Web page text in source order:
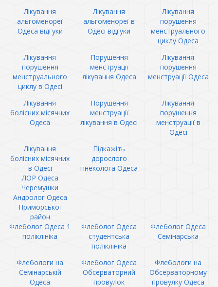
Лікування
альгоменореї
Одеса відгуки
Лікування
альгоменореї в
Одесі відгуки
Лікування
порушення
менструального
циклу Одеса
Лікування
порушення
менструального
циклу в Одесі
Порушення
менструації
лікування Одеса
Лікування
порушення
менструації Одеса
Лікування
болісних місячних
Одеса
Порушення
менструації
лікування в Одесі
Лікування
порушення
менструації в
Одесі
Лікування
болісних місячних
в Одесі
Підкажіть
дорослого
гінеколога Одеса
ЛОР Одеса
Черемушки
Андролог Одеса
Приморської
район
Флеболог Одеса 1
поліклініка
Флеболог Одеса
студентська
поліклініка
Флеболог Одеса
Семінарська
Флебологи на
Семінарській
Одеса
Флеболог Одеса
Обсерваторний
провулок
Флебологи на
Обсерваторному
провулку Одеса